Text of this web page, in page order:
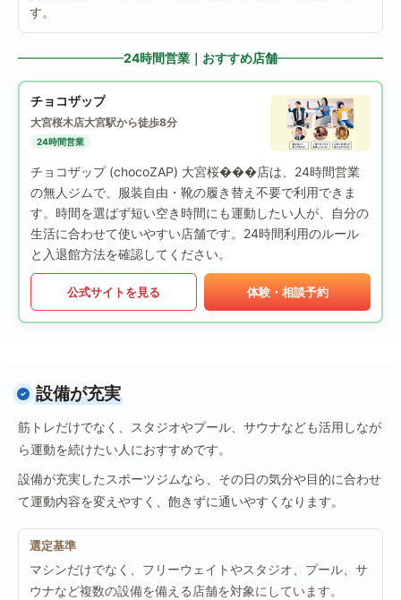
す。
24時間営業｜おすすめ店舗
チョコザップ
大宮桜木店大宮駅から徒歩8分
24時間営業
チョコザップ (chocoZAP) 大宮桜���店は、24時間営業
の無人ジムで、服装自由・靴の履き替え不要で利用できま
す。時間を選ばず短い空き時間にも運動したい人が、自分の
生活に合わせて使いやすい店舗です。24時間利用のルール
と入退館方法を確認してください。
公式サイトを見る 体験・相談予約
設備が充実
筋トレだけでなく、スタジオやプール、サウナなども活用しなが
ら運動を続けたい人におすすめです。
設備が充実したスポーツジムなら、その日の気分や目的に合わせ
て運動内容を変えやすく、飽きずに通いやすくなります。
選定基準
マシンだけでなく、フリーウェイトやスタジオ、プール、サ
ウナなど複数の設備を備える店舗を対象にしています。